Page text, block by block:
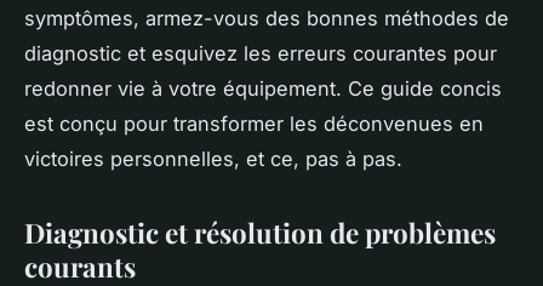
symptômes, armez-vous des bonnes méthodes de
diagnostic et esquivez les erreurs courantes pour
redonner vie à votre équipement. Ce guide concis
est conçu pour transformer les déconvenues en
victoires personnelles, et ce, pas à pas.
Diagnostic et résolution de problèmes
courants